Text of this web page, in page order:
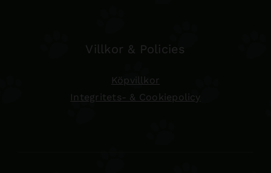
Villkor & Policies
Köpvillkor
Integritets- & Cookiepolicy